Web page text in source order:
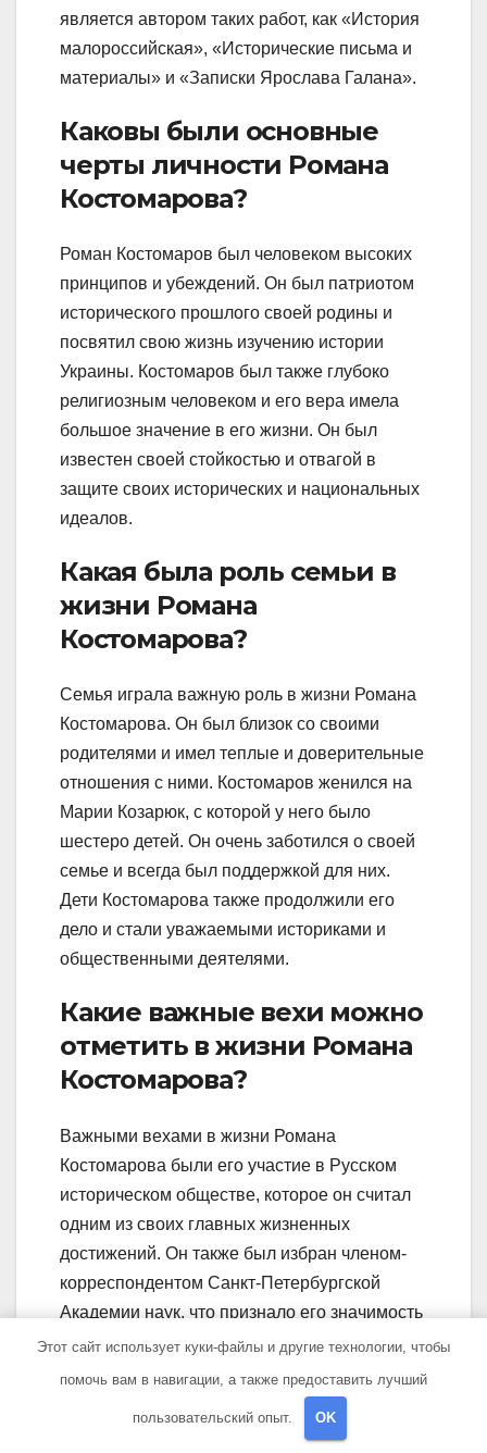
является автором таких работ, как «История
малороссийская», «Исторические письма и
материалы» и «Записки Ярослава Галана».
Каковы были основные
черты личности Романа
Костомарова?
Роман Костомаров был человеком высоких
принципов и убеждений. Он был патриотом
исторического прошлого своей родины и
посвятил свою жизнь изучению истории
Украины. Костомаров был также глубоко
религиозным человеком и его вера имела
большое значение в его жизни. Он был
известен своей стойкостью и отвагой в
защите своих исторических и национальных
идеалов.
Какая была роль семьи в
жизни Романа
Костомарова?
Семья играла важную роль в жизни Романа
Костомарова. Он был близок со своими
родителями и имел теплые и доверительные
отношения с ними. Костомаров женился на
Марии Козарюк, с которой у него было
шестеро детей. Он очень заботился о своей
семье и всегда был поддержкой для них.
Дети Костомарова также продолжили его
дело и стали уважаемыми историками и
общественными деятелями.
Какие важные вехи можно
отметить в жизни Романа
Костомарова?
Важными вехами в жизни Романа
Костомарова были его участие в Русском
историческом обществе, которое он считал
одним из своих главных жизненных
достижений. Он также был избран членом-
корреспондентом Санкт-Петербургской
Академии наук, что признало его значимость
и вклад в историографию. Его ролик в
значимый и долго сиял в моменте своей
Этот сайт использует куки-файлы и другие технологии, чтобы
помочь вам в навигации, а также предоставить лучший
пользовательский опыт. OK